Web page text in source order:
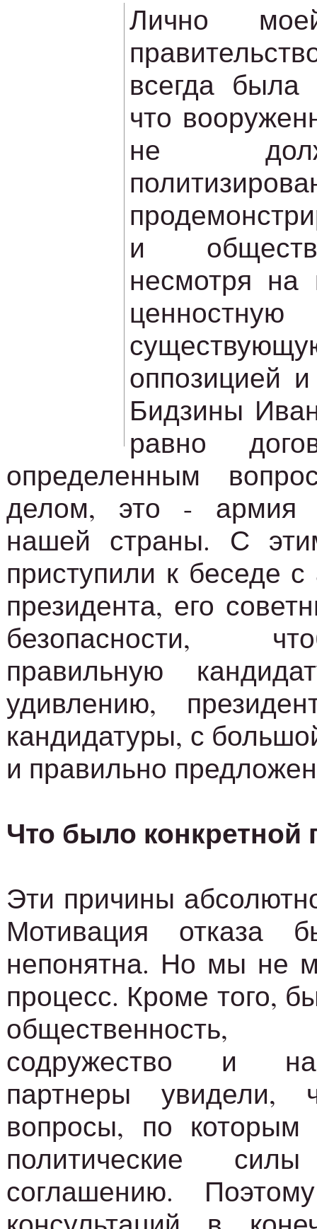
Лично
всегда была
что
не
и
несмотря на
оппозицией
Бидзины
равно
определенным
делом, это - армия
нашей страны. С
приступили к беседе
президента, его
безопасности,
правильную
удивлению,
кандидатуры, с
и правильно
Что было конкретной
Эти причины
Мотивация отказа
непонятна. Но мы не
процесс. Кроме того,
общественность,
содружество и
партнеры увидели,
вопросы, по которым
политические
соглашению.